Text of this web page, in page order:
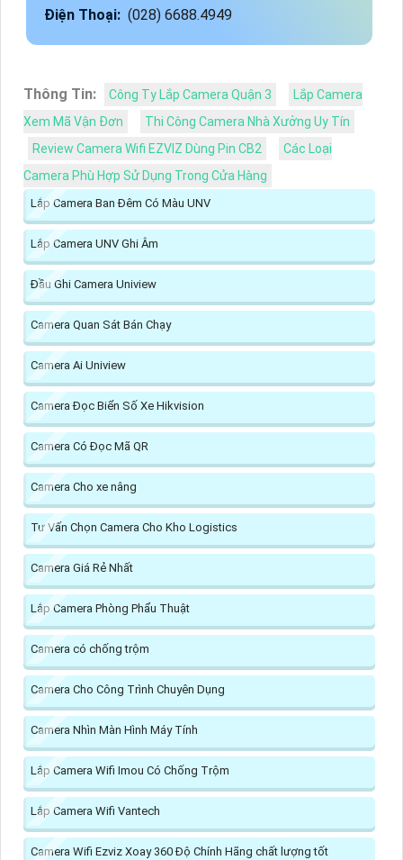
Điện Thoại: (028) 6688.4949
Thông Tin: Công Ty Lắp Camera Quận 3
Lắp Camera
Xem Mã Vận Đơn
Thi Công Camera Nhà Xưởng Uy Tín
Review Camera Wifi EZVIZ Dùng Pin CB2
Các Loại
Camera Phù Hợp Sử Dụng Trong Cửa Hàng
Lắp Camera Ban Đêm Có Màu UNV
Lắp Camera UNV Ghi Âm
Đầu Ghi Camera Uniview
Camera Quan Sát Bán Chạy
Camera Ai Uniview
Camera Đọc Biển Số Xe Hikvision
Camera Có Đọc Mã QR
Camera Cho xe nâng
Tư Vấn Chọn Camera Cho Kho Logistics
Camera Giá Rẻ Nhất
Lắp Camera Phòng Phẩu Thuật
Camera có chống trộm
Camera Cho Công Trình Chuyên Dụng
Camera Nhìn Màn Hình Máy Tính
Lắp Camera Wifi Imou Có Chống Trộm
Lắp Camera Wifi Vantech
Camera Wifi Ezviz Xoay 360 Độ Chính Hãng chất lượng tốt